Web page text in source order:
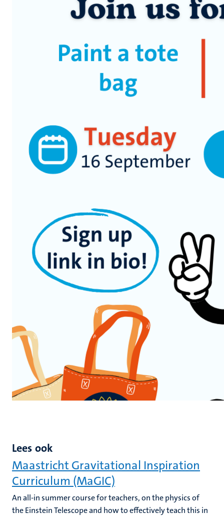
Lees ook
Maastricht Gravitational Inspiration
Curriculum (MaGIC)
An all-in summer course for teachers, on the physics of
the Einstein Telescope and how to effectively teach this in